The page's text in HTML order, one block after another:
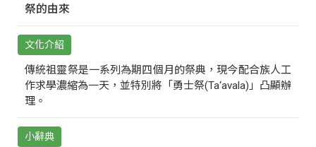
祭的由來
文化介紹
傳統祖靈祭是一系列為期四個月的祭典，現今配合族人工
作求學濃縮為一天，並特別將「勇士祭(Ta‘avala)」凸顯辦
理。
小辭典